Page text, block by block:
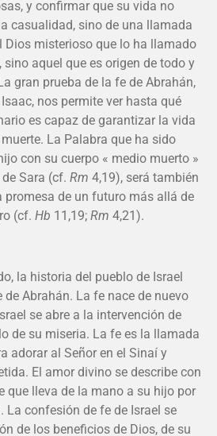
y confirmar que su vida no
casualidad, sino de una llamada
Dios misterioso que lo ha llamado
sino aquel que es origen de todo y
gran prueba de la fe de Abrahán,
nos permite ver hasta qué
es capaz de garantizar la vida
La Palabra que ha sido
con su cuerpo « medio muerto »
Sara (cf. Rm 4,19), será también
promesa de un futuro más allá de
(cf. Hb 11,19; Rm 4,21).
la historia del pueblo de Israel
de Abrahán. La fe nace de nuevo
se abre a la intervención de
de su miseria. La fe es la llamada
adorar al Señor en el Sinaí y
El amor divino se describe con
que lleva de la mano a su hijo por
La confesión de fe de Israel se
de los beneficios de Dios, de su